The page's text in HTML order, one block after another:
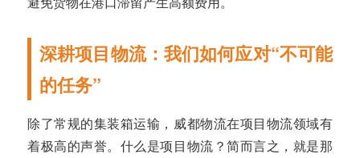
深耕项目物流：我们如何应对“不可能
的任务”
除了常规的集装箱运输，威都物流在项目物流领域有
着极高的声誉。什么是项目物流？简而言之，就是那